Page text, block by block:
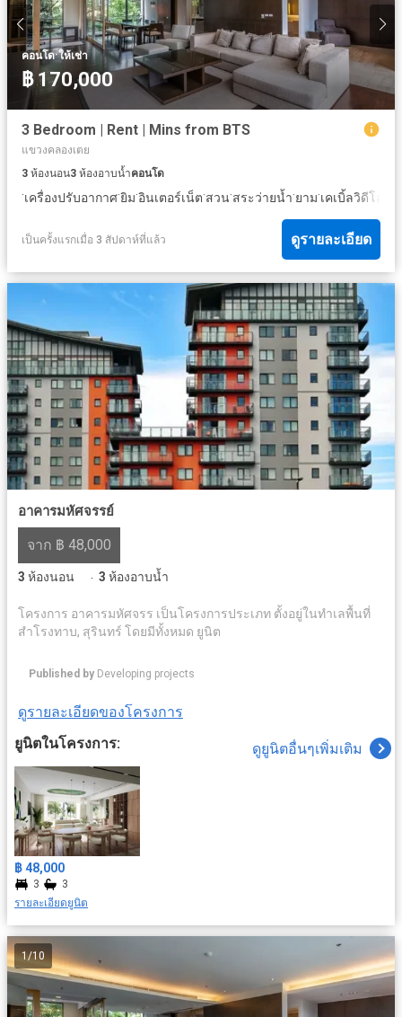
คอนโด·ให้เช่า
฿ 170,000
3 Bedroom | Rent | Mins from BTS
แขวงคลองเตย
3 ห้องนอน3 ห้องอาบน้ำคอนโด
·เครื่องปรับอากาศ·ยิม·อินเตอร์เน็ต·สวน·สระว่ายน้ำ·ยาม·เคเบิ้ลวิดีโอ
เป็นครั้งแรกเมื่อ 3 สัปดาห์ที่แล้ว ดูรายละเอียด
อาคารมหัศจรรย์
จาก ฿ 48,000
3 ห้องนอน · 3 ห้องอาบน้ำ
โครงการ อาคารมหัศจรร เป็นโครงการประเภท ตั้งอยู่ในทำเลพื้นที่
สำโรงทาบ, สุรินทร์ โดยมีทั้งหมด ยูนิต
Published by Developing projects
ดูรายละเอียดของโครงการ
ยูนิตในโครงการ:
ดูยูนิตอื่นๆเพิ่มเติม
฿ 48,000
3
3
รายละเอียดยูนิต
1/10